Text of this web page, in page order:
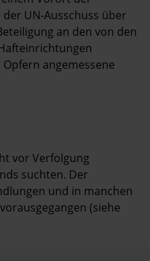
UN-Ausschuss über
an den von den
angemessene
vor Verfolgung
suchten. Der
und in manchen
(siehe